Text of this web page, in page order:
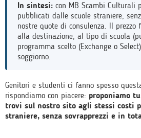
In sintesi: con MB Scambi Culturali
pubblicati dalle scuole straniere,
nostre quote di consulenza. Il
alla destinazione, al tipo di scuola
programma scelto (Exchange o
soggiorno.
Genitori e studenti ci fanno spesso
rispondiamo con piacere: proponiamo
trovi sul nostro sito agli stessi costi
straniere, senza sovrapprezzi e in